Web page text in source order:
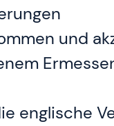
und
englische